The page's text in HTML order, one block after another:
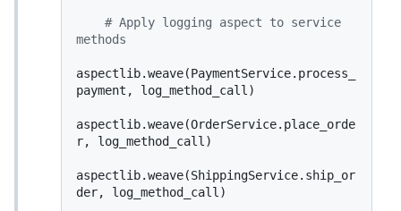
# Apply logging aspect to service
methods
aspectlib.weave(PaymentService.process_
payment, log_method_call)
aspectlib.weave(OrderService.place_orde
r, log_method_call)
aspectlib.weave(ShippingService.ship_or
der, log_method_call)